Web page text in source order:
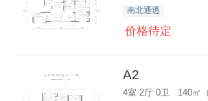
南北通透
价格待定
A2
4室 2厅 0卫 140㎡（